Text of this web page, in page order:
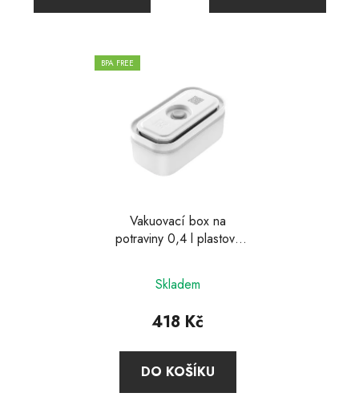
BPA FREE
Vakuovací box na
potraviny 0,4 l plastový
Skladem
418 Kč
DO KOŠÍKU